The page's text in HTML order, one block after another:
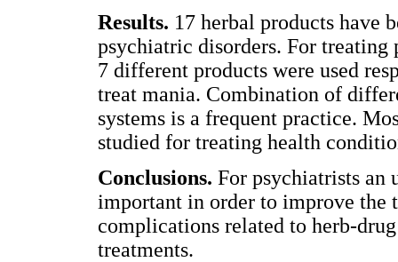
Results. 17 herbal products have
psychiatric disorders. For treating
7 different products were used
treat mania. Combination of
systems is a frequent practice.
studied for treating health
Conclusions. For psychiatrists an
important in order to improve the
complications related to herb-
treatments.